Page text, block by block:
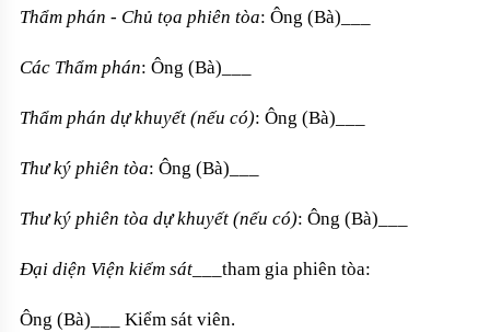
Thẩm phán - Chủ tọa phiên tòa: Ông (Bà)___
Các Thẩm phán: Ông (Bà)___
Thẩm phán dự khuyết (nếu có): Ông (Bà)___
Thư ký phiên tòa: Ông (Bà)___
Thư ký phiên tòa dự khuyết (nếu có): Ông (Bà)___
Đại diện Viện kiểm sát ___tham gia phiên tòa:
Ông (Bà)___ Kiểm sát viên.